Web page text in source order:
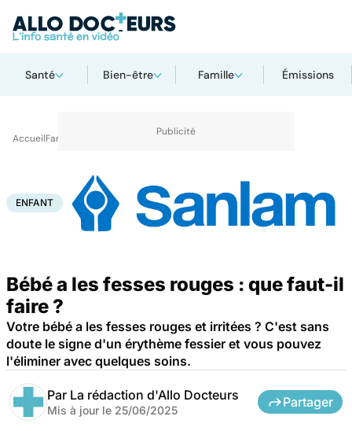
Santé Bien-être Famille Émissions
AccueilFamille
ENFANT
Bébé a les fesses rouges : que faut-il
faire ?
Votre bébé a les fesses rouges et irritées ? C'est sans
doute le signe d'un érythème fessier et vous pouvez
l'éliminer avec quelques soins.
Par La rédaction d'Allo Docteurs
Mis à jour le 25/06/2025
Partager